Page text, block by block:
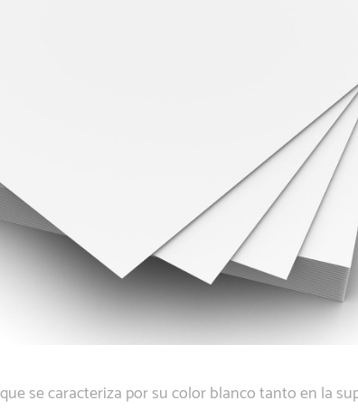
se caracteriza por su color blanco tanto en la